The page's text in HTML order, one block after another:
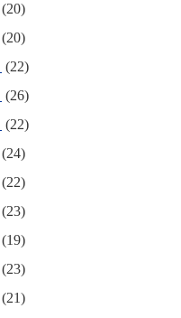
(20)
(20)
(22)
(26)
(22)
(24)
(22)
(23)
(19)
(23)
(21)